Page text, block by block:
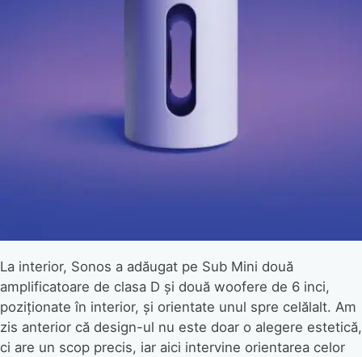
La interior, Sonos a adăugat pe Sub Mini două
amplificatoare de clasa D și două woofere de 6 inci,
poziționate în interior, și orientate unul spre celălalt. Am
zis anterior că design-ul nu este doar o alegere estetică,
ci are un scop precis, iar aici intervine orientarea celor